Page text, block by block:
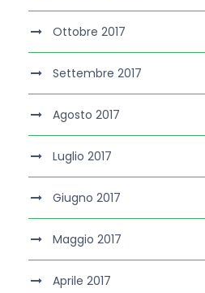
Ottobre 2017
Settembre 2017
Agosto 2017
Luglio 2017
Giugno 2017
Maggio 2017
Aprile 2017